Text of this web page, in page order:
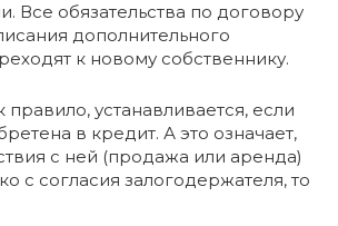
Все обязательства по договору
дополнительного
к новому собственнику.
правило, устанавливается, если
в кредит. А это означает,
с ней (продажа или аренда)
с согласия залогодержателя, то